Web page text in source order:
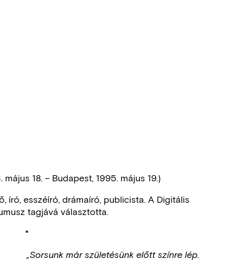
18. – Budapest, 1995. május 19.)
író, esszéíró, drámaíró, publicista. A Digitális
tagjává választotta.
*
„Sorsunk már születésünk előtt színre lép.